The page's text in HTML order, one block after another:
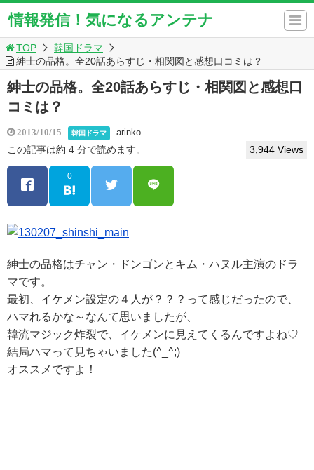
情報発信！気になるアンテナ
TOP
韓国ドラマ
紳士の品格。全20話あらすじ・相関図と感想口コミは？
紳士の品格。全20話あらすじ・相関図と感想口
コミは？
2013/10/15 韓国ドラマ arinko
この記事は約 4 分で読めます。 3,944 Views
0
紳士の品格はチャン・ドンゴンとキム・ハヌル主演のドラ
マです。
最初、イケメン設定の４人が？？？って感じだったので、
ハマれるかな～なんて思いましたが、
韓流マジック炸裂で、イケメンに見えてくるんですよね♡
結局ハマって見ちゃいました(^_^;)
オススメですよ！